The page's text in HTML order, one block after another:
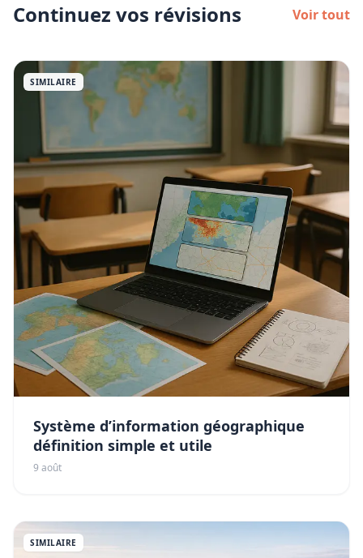
Continuez vos révisions Voir tout
SIMILAIRE
Système d’information géographique
définition simple et utile
9 août
SIMILAIRE